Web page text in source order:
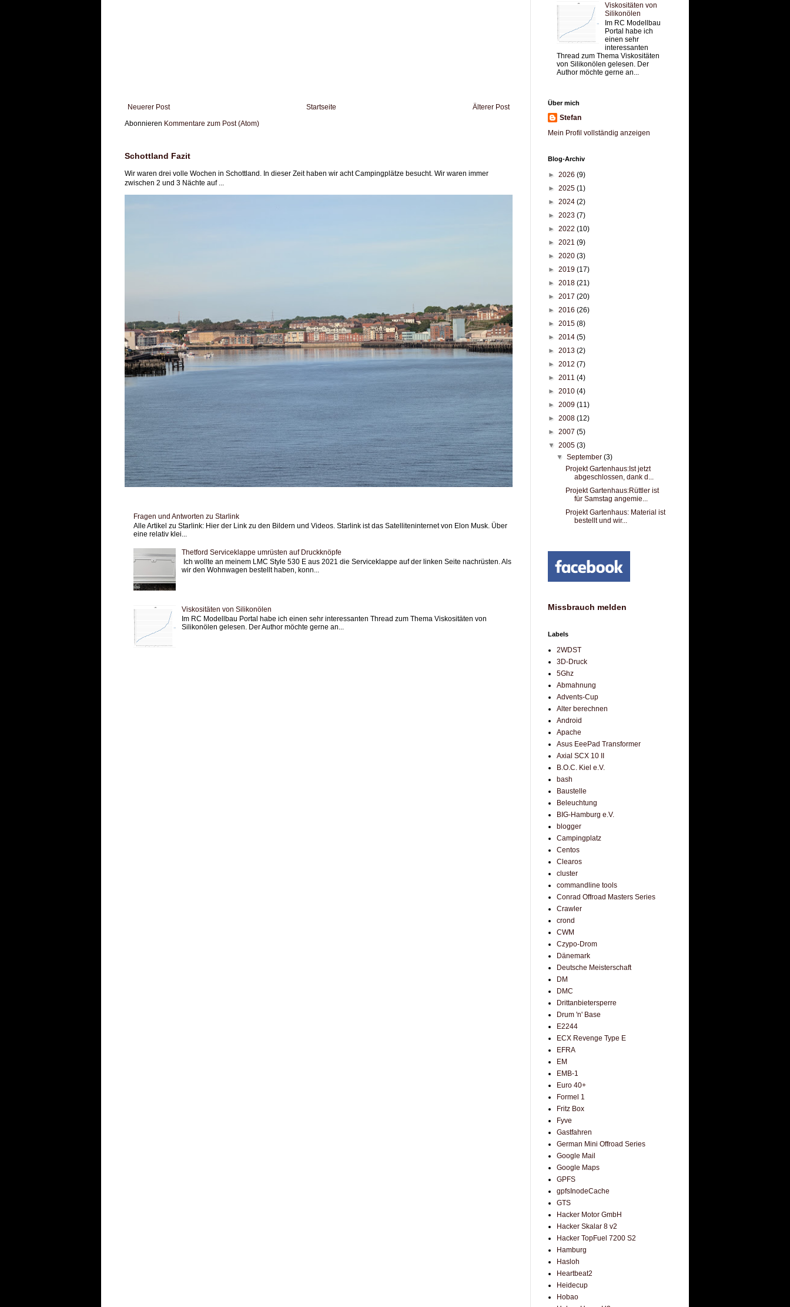
Neuerer Post Älterer Post
Startseite
Abonnieren Kommentare zum Post (Atom)
Schottland Fazit
Wir waren drei volle Wochen in Schottland. In dieser Zeit haben wir acht Campingplätze besucht. Wir waren immer
zwischen 2 und 3 Nächte auf ...
Fragen und Antworten zu Starlink
Alle Artikel zu Starlink: Hier der Link zu den Bildern und Videos. Starlink ist das Satelliteninternet von Elon Musk. Über
eine relativ klei...
Thetford Serviceklappe umrüsten auf Druckknöpfe
Ich wollte an meinem LMC Style 530 E aus 2021 die Serviceklappe auf der linken Seite nachrüsten. Als
wir den Wohnwagen bestellt haben, konn...
Viskositäten von Silikonölen
Im RC Modellbau Portal habe ich einen sehr interessanten Thread zum Thema Viskositäten von
Silikonölen gelesen. Der Author möchte gerne an...
Viskositäten von
Silikonölen
Im RC Modellbau
Portal habe ich
einen sehr
interessanten
Thread zum Thema Viskositäten
von Silikonölen gelesen. Der
Author möchte gerne an...
Über mich
Stefan
Mein Profil vollständig anzeigen
Blog-Archiv
► 2026 (9)
► 2025 (1)
► 2024 (2)
► 2023 (7)
► 2022 (10)
► 2021 (9)
► 2020 (3)
► 2019 (17)
► 2018 (21)
► 2017 (20)
► 2016 (26)
► 2015 (8)
► 2014 (5)
► 2013 (2)
► 2012 (7)
► 2011 (4)
► 2010 (4)
► 2009 (11)
► 2008 (12)
► 2007 (5)
▼ 2005 (3)
▼September(3)
Projekt Gartenhaus:Ist jetzt
abgeschlossen, dank d...
Projekt Gartenhaus:Rüttler ist
für Samstag angemie...
Projekt Gartenhaus: Material ist
bestellt und wir...
Missbrauch melden
Labels
2WDST
3D-Druck
5Ghz
Abmahnung
Advents-Cup
Alter berechnen
Android
Apache
Asus EeePad Transformer
Axial SCX 10 II
B.O.C. Kiel e.V.
bash
Baustelle
Beleuchtung
BIG-Hamburg e.V.
blogger
Campingplatz
Centos
Clearos
cluster
commandline tools
Conrad Offroad Masters Series
Crawler
crond
CWM
Czypo-Drom
Dänemark
Deutsche Meisterschaft
DM
DMC
Drittanbietersperre
Drum 'n' Base
E2244
ECX Revenge Type E
EFRA
EM
EMB-1
Euro 40+
Formel 1
Fritz Box
Fyve
Gastfahren
German Mini Offroad Series
Google Mail
Google Maps
GPFS
gpfsInodeCache
GTS
Hacker Motor GmbH
Hacker Skalar 8 v2
Hacker TopFuel 7200 S2
Hamburg
Hasloh
Heartbeat2
Heidecup
Hobao